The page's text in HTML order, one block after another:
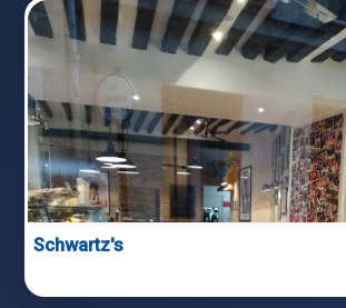
Schwartz's